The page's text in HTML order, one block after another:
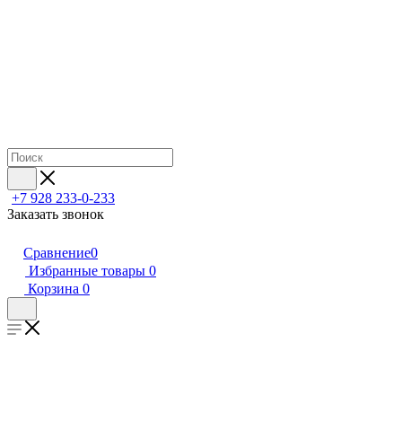
+7 928 233-0-233
Заказать звонок
Сравнение0
Избранные товары 0
Корзина 0